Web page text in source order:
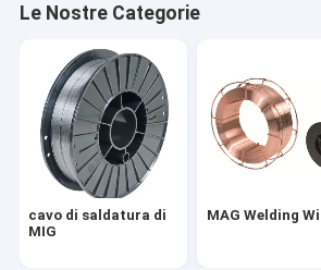
Saldatura Rod di acciaio inossidabile
Acciaio piano della lampadina
Piastra laterale concreta del mucchio
Calcestruzzo precompresso
Le Nostre Categorie
cavo di saldatura di
MIG
MAG Welding